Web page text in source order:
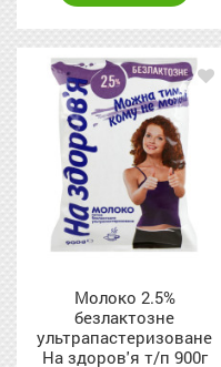
Молоко 2.5%
безлактозне
ультрапастеризоване
На здоров'я т/п 900г